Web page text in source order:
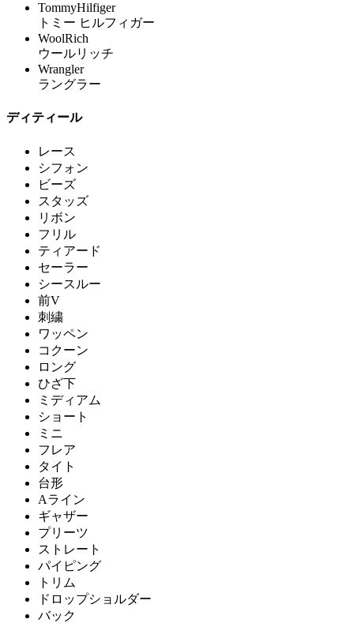
TommyHilfiger
トミー ヒルフィガー
WoolRich
ウールリッチ
Wrangler
ラングラー
ディティール
レース
シフォン
ビーズ
スタッズ
リボン
フリル
ティアード
セーラー
シースルー
前V
刺繍
ワッペン
コクーン
ロング
ひざ下
ミディアム
ショート
ミニ
フレア
タイト
台形
Aライン
ギャザー
プリーツ
ストレート
パイピング
トリム
ドロップショルダー
バック